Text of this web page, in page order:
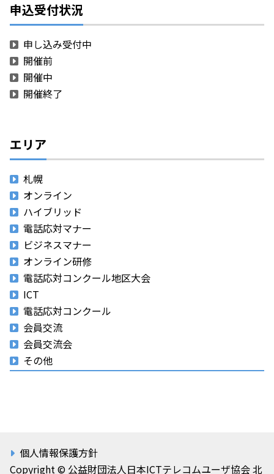
申込受付状況
申し込み受付中
開催前
開催中
開催終了
エリア
札幌
オンライン
ハイブリッド
電話応対マナー
ビジネスマナー
オンライン研修
電話応対コンクール地区大会
ICT
電話応対コンクール
会員交流
会員交流会
その他
個人情報保護方針
Copyright © 公益財団法人日本ICTテレコムユーザ協会 北